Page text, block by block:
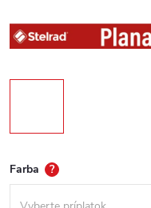
Farba ?